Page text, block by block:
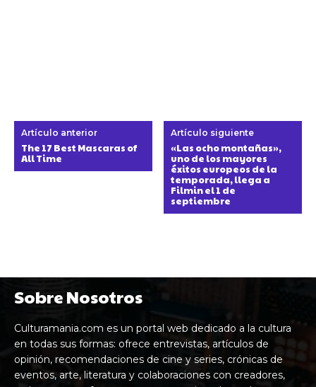
Artículo anterior
The 17 Best Mascaras of
All Time
Artículo siguiente
«Las ocho montañas»,
uno de los mayores
éxitos europeos de la
temporada, llega a
Filmin el 1 de
septiembre
Sobre Nosotros
Culturamania.com es un portal web dedicado a la cultura
en todas sus formas: ofrece entrevistas, artículos de
opinión, recomendaciones de cine y series, crónicas de
eventos, arte, literatura y colaboraciones con creadores,